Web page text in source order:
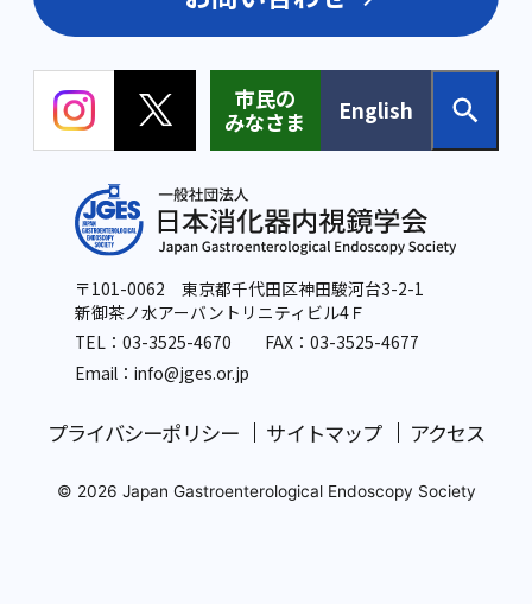
市民の
みなさま
English
〒101-0062 東京都千代田区神田駿河台3-2-1
新御茶ノ水アーバントリニティビル4Ｆ
TEL：03-3525-4670 FAX：03-3525-4677
Email：info@jges.or.jp
プライバシーポリシー サイトマップ アクセス
© 2026 Japan Gastroenterological Endoscopy Society